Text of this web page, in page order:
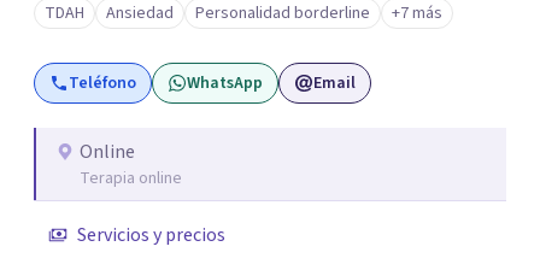
TDAH Ansiedad Personalidad borderline +7 más
Teléfono WhatsApp Email
Online
Terapia online
Servicios y precios